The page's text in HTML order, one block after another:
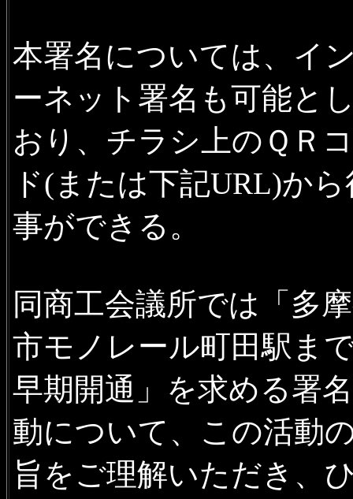
本署名については、イ
ーネット署名も可能と
おり、チラシ上のＱＲ
ド(または下記URL)か
事ができる。
同商工会議所では「多
市モノレール町田駅ま
早期開通」を求める署
動について、この活動
旨をご理解いただき、